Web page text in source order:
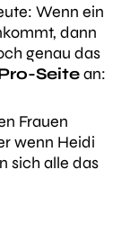
Wenn ein
dann
genau das
Seitean:
Frauen
wenn Heidi
sich alle das